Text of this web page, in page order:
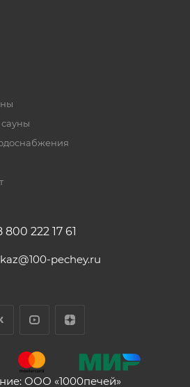
800 222 17 61
pechey.ru
ООО «1000печей»